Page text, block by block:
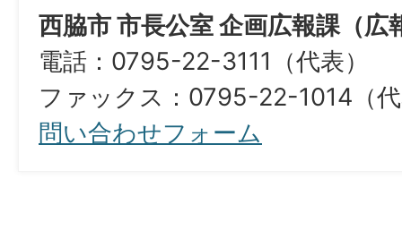
西脇市 市長公室 企画広報課（広
電話：0795-22-3111（代表）
ファックス：0795-22-1014（
問い合わせフォーム